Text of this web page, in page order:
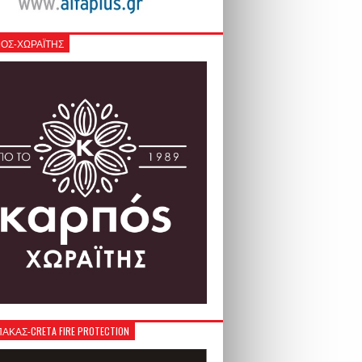
ΧΩΡΑΪΤΗΣ
CRETA FIRE PROTECTION